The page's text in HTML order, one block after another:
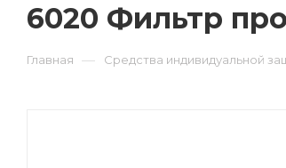
6020 Фильтр
Главная — Средства индивидуальной